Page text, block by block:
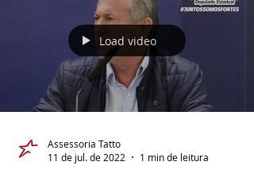
Load video
Assessoria Tatto
11 de jul. de 2022
1 min de leitura